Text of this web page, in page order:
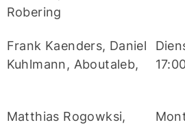
Robering
Frank Kaenders, Daniel
Kuhlmann, Aboutaleb,
Matthias Rogowksi,